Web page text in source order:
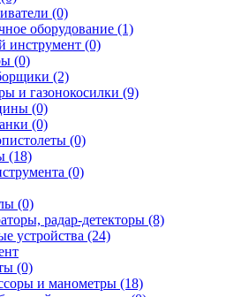
(0)
оборудование (1)
инструмент (0)
(0)
(2)
и газонокосилки (9)
(0)
(0)
(0)
(18)
(0)
(0)
радар-детекторы (8)
устройства (24)
(0)
и манометры (18)